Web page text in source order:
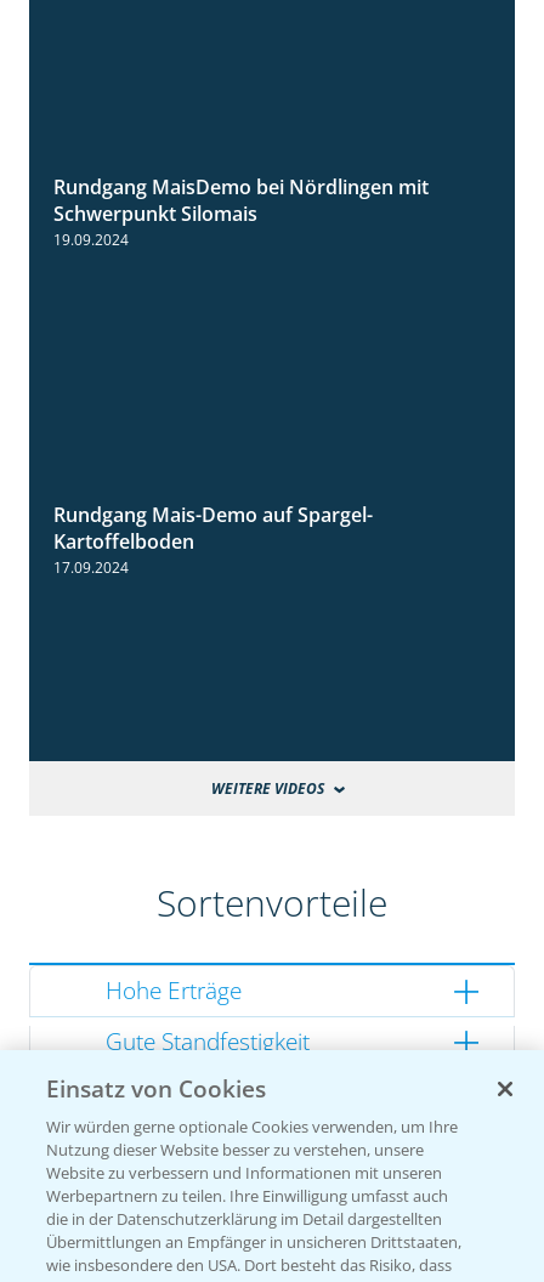
Rundgang MaisDemo bei Nördlingen mit
Schwerpunkt Silomais
Rundgang Mais-Demo auf Spargel-
Kartoffelboden
17.09.2024
WEITERE VIDEOS
Sortenvorteile
Hohe Erträge
Gute Standfestigkeit
Gutes Dry Down
Gesunde Kolben
Sorteneinstufung nach
Einsatz von Cookies
Wir würden gerne optionale Cookies verwenden, um Ihre
Nutzung dieser Website besser zu verstehen, unsere
Website zu verbessern und Informationen mit unseren
Werbepartnern zu teilen. Ihre Einwilligung umfasst auch
die in der Datenschutzerklärung im Detail dargestellten
Übermittlungen an Empfänger in unsicheren Drittstaaten,
wie insbesondere den USA. Dort besteht das Risiko, dass